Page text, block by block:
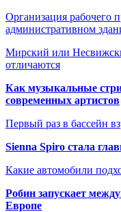
Организация рабочего
административном
Мирский или
отличаются
Как музыкальные
современных артистов
Первый раз в бассейн
Sienna Spiro стала
Какие автомобили
Робин запускает
Европе